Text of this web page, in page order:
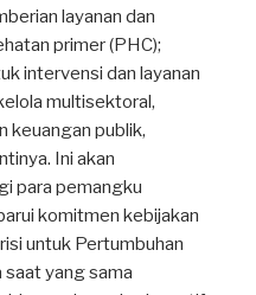
layanan dan
primer (PHC);
intervensi dan layanan
multisektoral,
keuangan publik,
Ini akan
para pemangku
komitmen kebijakan
untuk Pertumbuhan
yang sama